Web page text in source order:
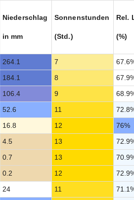
Niederschlag
in mm
Sonnenstunden
(Std.)
Rel.
(%)
264.1 7
184.1 8
106.4 9
52.6 11
16.8 12 76%
4.5 13
0.7 13
0.2 12
24 11